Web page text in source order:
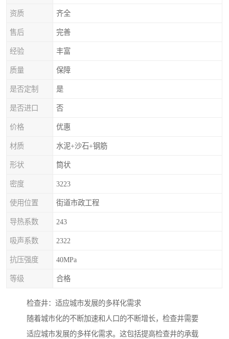
资质 齐全
售后 完善
经验 丰富
质量 保障
是否定制 是
是否进口 否
价格 优惠
材质 水泥+沙石+钢筋
形状 筒状
密度 3223
使用位置 街道市政工程
导热系数 243
吸声系数 2322
抗压强度 40MPa
等级 合格
检查井：适应城市发展的多样化需求
随着城市化的不断加速和人口的不断增长，检查井需要
适应城市发展的多样化需求。这包括提高检查井的承载